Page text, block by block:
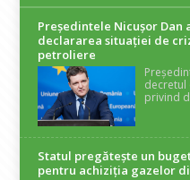
Președintele Nicuşor
declararea situaţiei de
petroliere
decretul
privind
Statul pregătește un
pentru achiziția gazelor